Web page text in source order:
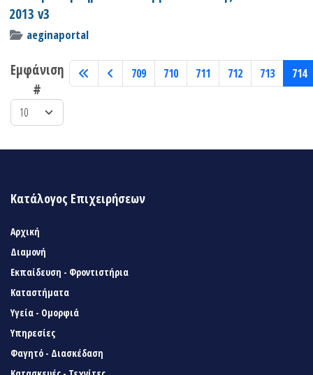
2013 v3
aeginaportal
Εμφάνιση
#
709 710 711 712 713 714
Κατάλογος Επιχειρήσεων
Αρχική
Διαμονή
Εκπαίδευση - Φροντιστήρια
Καταστήματα
Υγεία - Ομορφιά
Υπηρεσίες
Φαγητό - Διασκέδαση